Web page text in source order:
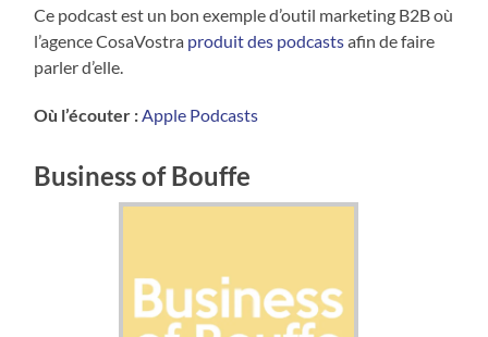
Ce podcast est un bon exemple d’outil marketing B2B où
l’agence CosaVostra produit des podcastsafin de faire
parler d’elle.
Où l’écouter :Apple Podcasts
Business of Bouffe